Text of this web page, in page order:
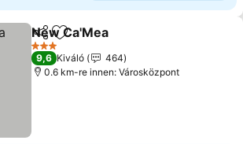
Megosztás
Hozzáadás a kedvencekhez
New Ca'Mea
3 Kategória
9,6 Kiváló
464
0.6 km-re innen: Városközpont